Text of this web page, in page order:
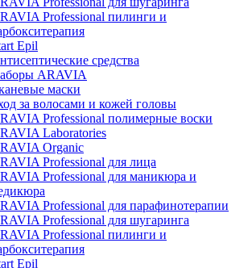
Professional пилинги и
Epil
средства
ARAVIA
маски
за волосами и кожей головы
Professional полимерные воски
Laboratories
Organic
Professional для лица
Professional для маникюра и
Professional для парафинотерапии
Professional для шугаринга
Professional пилинги и
Epil